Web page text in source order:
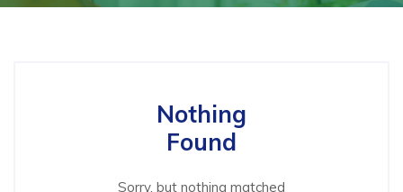
Nothing
Found
Sorry, but nothing matched